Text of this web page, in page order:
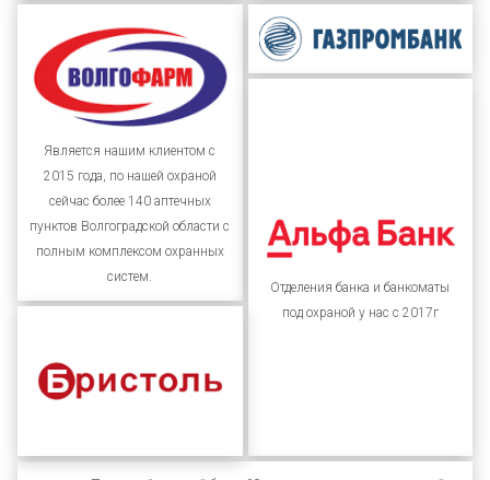
Является нашим клиентом с
2015 года, по нашей охраной
сейчас более 140 аптечных
пунктов Волгоградской области с
полным комплексом охранных
систем.
Отделения банка и банкоматы
под охраной у нас с 2017г